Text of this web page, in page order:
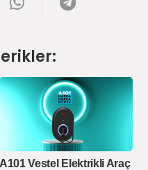
A101 Vestel Elektrikli Araç